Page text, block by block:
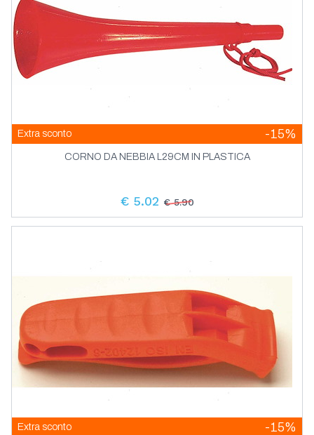
Extra sconto -15%
CORNO DA NEBBIA L29CM IN PLASTICA
€ 5.02 € 5.90
Extra sconto -15%